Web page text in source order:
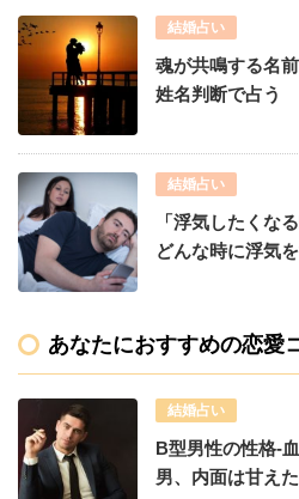
結婚占い
魂が共鳴する名
姓名判断で占う
結婚占い
「浮気したくな
どんな時に浮気
あなたにおすすめの恋愛
結婚占い
B型男性の性格-
男、内面は甘え